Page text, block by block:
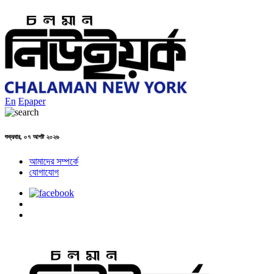
En Epaper
শুক্রবার, ০৭ আগষ্ট ২০২৬
আমাদের সম্পর্কে
যোগাযোগ